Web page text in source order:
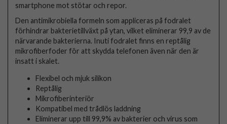
smartphone mot stötar och repor.
Den antimikrobiella formeln som appliceras på fodralet
förhindrar bakterietillväxt på ytan, vilket eliminerar 99,9 av de
närvarande bakterierna. Inuti fodralet finns en reptålig
mikrofiberfoder för att skydda telefonen även när den är
insatt i skalet.
Flexibel och mjuk silikon
Reptålig
Mikrofiberinteriör
Kompatibel med trådlös laddning
Eliminerar upp till 99,9% av bakterier och virus som